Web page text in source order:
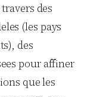
des
(les pays
des
pour affiner
que les